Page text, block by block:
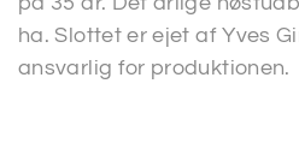
ha. Slottet er ejet af Yves
ansvarlig for produktionen.